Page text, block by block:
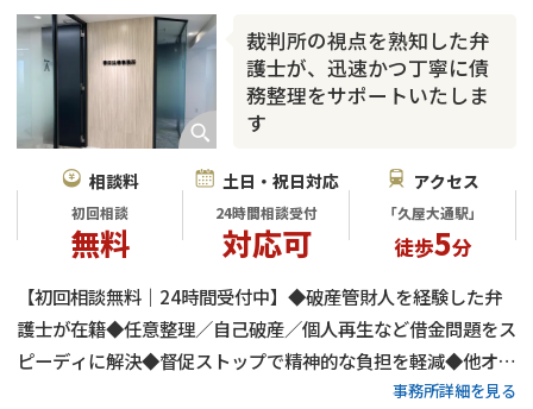
カードローン
闇金
裁判所の視点を熟知した弁
護士が、迅速かつ丁寧に債
務整理をサポートいたしま
す
相談料
初回相談
無料
土日・祝日対応
24時間相談受付
対応可
アクセス
「久屋大通駅」
徒歩5分
【初回相談無料｜24時間受付中】◆破産管財人を経験した弁
護士が在籍◆任意整理／自己破産／個人再生など借金問題をス
ピーディに解決◆督促ストップで精神的な負担を軽減◆他オフ
ィスとの連携でよりよい解決へ◎≪土日祝日のご相談／オンラ
事務所詳細を見る